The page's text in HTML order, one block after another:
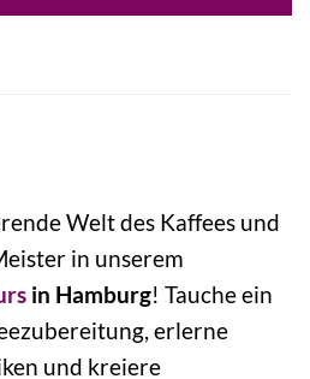
Welt des Kaffees und
in unserem
in Hamburg! Tauche ein
erlerne
und kreiere